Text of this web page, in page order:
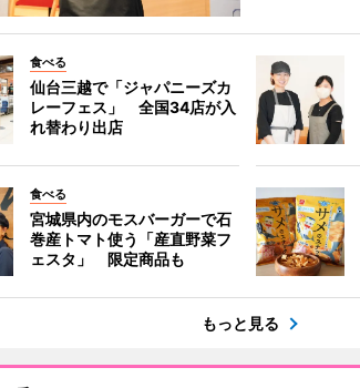
食べる
仙台三越で「ジャパニーズカ
レーフェス」 全国34店が入
れ替わり出店
食べる
宮城県内のモスバーガーで石
巻産トマト使う「産直野菜フ
ェスタ」 限定商品も
もっと見る